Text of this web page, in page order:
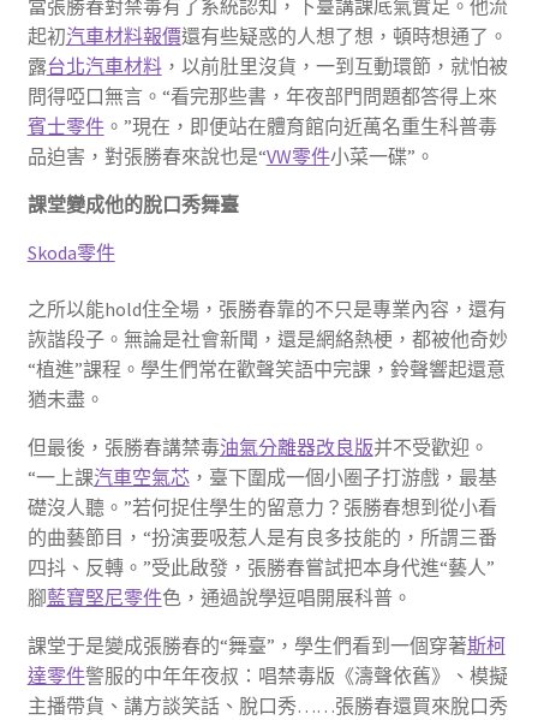
當張勝春對禁毒有了系統認知，下臺講課底氣實足。他流
起初汽車材料報價還有些疑惑的人想了想，頓時想通了。
露台北汽車材料，以前肚里沒貨，一到互動環節，就怕被
問得啞口無言。“看完那些書，年夜部門問題都答得上來
賓士零件。”現在，即便站在體育館向近萬名重生科普毒
品迫害，對張勝春來說也是“VW零件小菜一碟”。
課堂變成他的脫口秀舞臺
Skoda零件
之所以能hold住全場，張勝春靠的不只是專業內容，還有
詼諧段子。無論是社會新聞，還是網絡熱梗，都被他奇妙
“植進”課程。學生們常在歡聲笑語中完課，鈴聲響起還意
猶未盡。
但最後，張勝春講禁毒油氣分離器改良版并不受歡迎。
“一上課汽車空氣芯，臺下圍成一個小圈子打游戲，最基
礎沒人聽。”若何捉住學生的留意力？張勝春想到從小看
的曲藝節目，“扮演要吸惹人是有良多技能的，所謂三番
四抖、反轉。”受此啟發，張勝春嘗試把本身代進“藝人”
腳藍寶堅尼零件色，通過說學逗唱開展科普。
課堂于是變成張勝春的“舞臺”，學生們看到一個穿著斯柯
達零件警服的中年年夜叔：唱禁毒版《濤聲依舊》、模擬
主播帶貨、講方談笑話、脫口秀……張勝春還買來脫口秀